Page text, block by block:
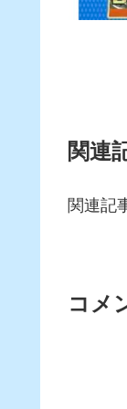
関連
関連記
コメ